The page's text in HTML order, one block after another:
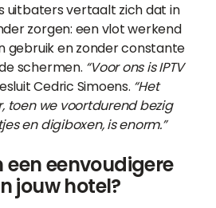
uitbaters vertaalt zich dat in
zorgen: een vlot werkend
gebruik en zonder constante
schermen. “Voor ons is IPTV
Cedric Simoens. “Het
toen we voortdurend bezig
en digiboxen, is enorm.”
een eenvoudigere
jouw hotel?